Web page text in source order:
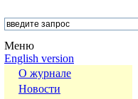
Меню
English version
О журнале
Новости